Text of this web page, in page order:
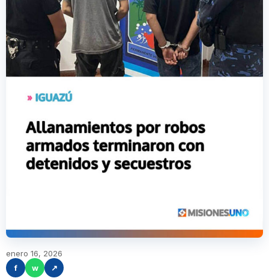
enero 16, 2026
f
w ↗